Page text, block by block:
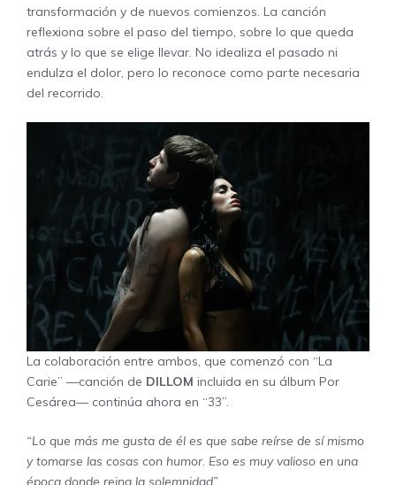
transformación y de nuevos comienzos. La canción
reflexiona sobre el paso del tiempo, sobre lo que queda
atrás y lo que se elige llevar. No idealiza el pasado ni
endulza el dolor, pero lo reconoce como parte necesaria
del recorrido.
La colaboración entre ambos, que comenzó con “La
Carie” —canción de DILLOM incluida en su álbum Por
Cesárea— continúa ahora en “33”.
“Lo que más me gusta de él es que sabe reírse de sí mismo
y tomarse las cosas con humor. Eso es muy valioso en una
época donde reina la solemnidad”